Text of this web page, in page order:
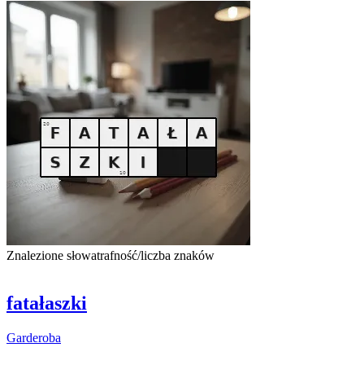
Znalezione słowatrafność/liczba znaków
fatałaszki
Garderoba